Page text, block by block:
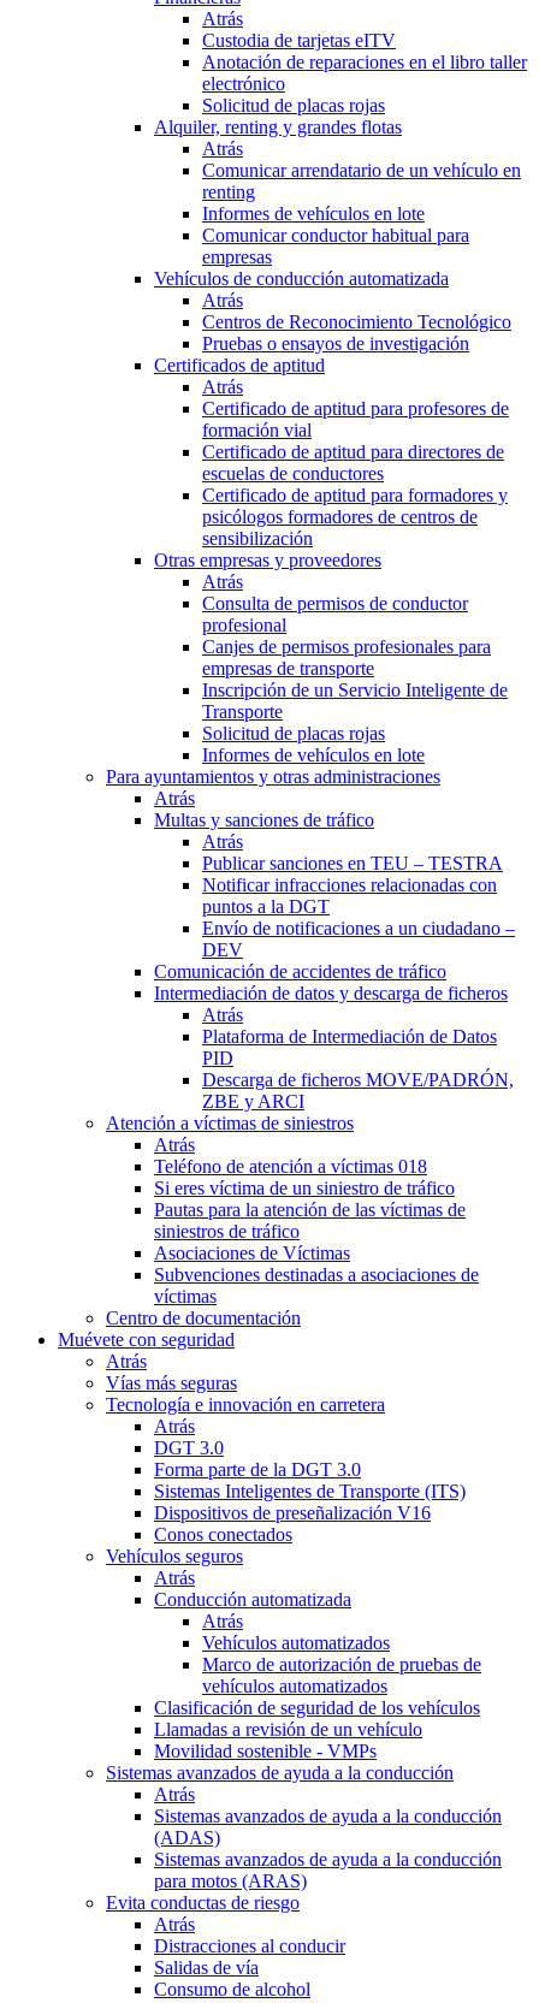
Atrás
Custodia de tarjetas eITV
Anotación de reparaciones en el libro taller
electrónico
Solicitud de placas rojas
Alquiler, renting y grandes flotas
Atrás
Comunicar arrendatario de un vehículo en
renting
Informes de vehículos en lote
Comunicar conductor habitual para
empresas
Vehículos de conducción automatizada
Atrás
Centros de Reconocimiento Tecnológico
Pruebas o ensayos de investigación
Certificados de aptitud
Atrás
Certificado de aptitud para profesores de
formación vial
Certificado de aptitud para directores de
escuelas de conductores
Certificado de aptitud para formadores y
psicólogos formadores de centros de
sensibilización
Otras empresas y proveedores
Atrás
Consulta de permisos de conductor
profesional
Canjes de permisos profesionales para
empresas de transporte
Inscripción de un Servicio Inteligente de
Transporte
Solicitud de placas rojas
Informes de vehículos en lote
Para ayuntamientos y otras administraciones
Atrás
Multas y sanciones de tráfico
Atrás
Publicar sanciones en TEU – TESTRA
Notificar infracciones relacionadas con
puntos a la DGT
Envío de notificaciones a un ciudadano –
DEV
Comunicación de accidentes de tráfico
Intermediación de datos y descarga de ficheros
Atrás
Plataforma de Intermediación de Datos
PID
Descarga de ficheros MOVE/PADRÓN,
ZBE y ARCI
Atención a víctimas de siniestros
Atrás
Teléfono de atención a víctimas 018
Si eres víctima de un siniestro de tráfico
Pautas para la atención de las víctimas de
siniestros de tráfico
Asociaciones de Víctimas
Subvenciones destinadas a asociaciones de
víctimas
Centro de documentación
Muévete con seguridad
Atrás
Vías más seguras
Tecnología e innovación en carretera
Atrás
DGT 3.0
Forma parte de la DGT 3.0
Sistemas Inteligentes de Transporte (ITS)
Dispositivos de preseñalización V16
Conos conectados
Vehículos seguros
Atrás
Conducción automatizada
Atrás
Vehículos automatizados
Marco de autorización de pruebas de
vehículos automatizados
Clasificación de seguridad de los vehículos
Llamadas a revisión de un vehículo
Movilidad sostenible - VMPs
Sistemas avanzados de ayuda a la conducción
Atrás
Sistemas avanzados de ayuda a la conducción
(ADAS)
Sistemas avanzados de ayuda a la conducción
para motos (ARAS)
Evita conductas de riesgo
Atrás
Distracciones al conducir
Salidas de vía
Consumo de alcohol